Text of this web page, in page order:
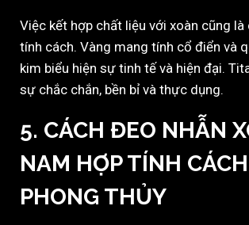
Việc kết hợp chất liệu với xoàn cũng là
tính cách. Vàng mang tính cổ điển và
kim biểu hiện sự tinh tế và hiện đại.
sự chắc chắn, bền bỉ và thực dụng.
5. CÁCH ĐEO NHẪN
NAM HỢP TÍNH
PHONG THỦY